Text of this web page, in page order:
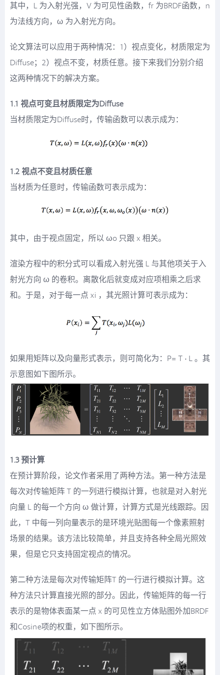
其中，L 为入射光强，V 为可见性函数，fr 为BRDF函数，n
为法线方向，ω 为入射光方向。
论文算法可以应用于两种情况：1）视点变化，材质限定为
Diffuse；2）视点不变，材质任意。接下来我们分别介绍
这两种情况下的解决方案。
1.1 视点可变且材质限定为Diffuse
当材质限定为Diffuse时，传输函数可以表示成为：
1.2 视点不变且材质任意
当材质为任意时，传输函数可表示成为：
其中，由于视点固定，所以 ωo 只跟 x 相关。
渲染方程中的积分式可以看成入射光强 L 与其他项关于入
射光方向 ω 的卷积。离散化后就变成对应项相乘之后求
和。于是，对于每一点 xi ，其光照计算可表示成为：
如果用矩阵以及向量形式表示，则可简化为：P= T · L 。其
示意图如下图所示。
1.3 预计算
在预计算阶段，论文作者采用了两种方法。第一种方法是
每次对传输矩阵 T 的一列进行模拟计算，也就是对入射光
向量 L 的每一个方向 ω 做计算，计算方式是光线跟踪。因
此，T 中每一列向量表示的是环境光贴图每一个像素照射
场景的结果。该方法比较简单，并且支持各种全局光照效
果，但是它只支持固定视点的情况。
第二种方法是每次对传输矩阵T 的一行进行模拟计算。这
种方法只计算直接光照的部分。因此，传输矩阵的每一行
表示的是物体表面某一点 x 的可见性立方体贴图外加BRDF
和Cosine项的权重，如下图所示。